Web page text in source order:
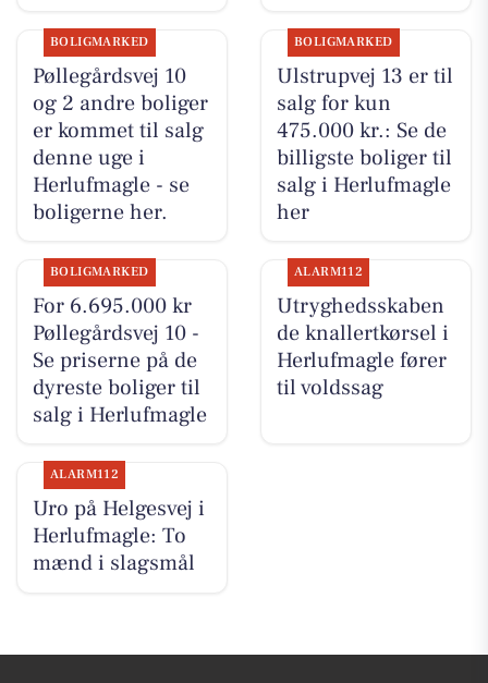
BOLIGMARKED
Pøllegårdsvej 10
og 2 andre boliger
er kommet til salg
denne uge i
Herlufmagle - se
boligerne her.
BOLIGMARKED
Ulstrupvej 13 er til
salg for kun
475.000 kr.: Se de
billigste boliger til
salg i Herlufmagle
her
BOLIGMARKED
For 6.695.000 kr
Pøllegårdsvej 10 -
Se priserne på de
dyreste boliger til
salg i Herlufmagle
ALARM112
Utryghedsskaben
de knallertkørsel i
Herlufmagle fører
til voldssag
ALARM112
Uro på Helgesvej i
Herlufmagle: To
mænd i slagsmål